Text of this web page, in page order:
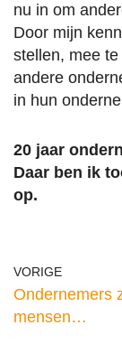
nu in om
Door mijn
stellen, mee
andere
in hun
20 jaar
Daar ben ik
op.
VORIGE
Ondernemers
mensen…